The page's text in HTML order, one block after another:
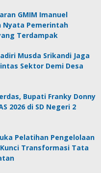
GMIM Imanuel
Nyata Pemerintah
Terdampak
Musda Srikandi Jaga
Sektor Demi Desa
Bupati Franky Donny
2026 di SD Negeri 2
Pelatihan Pengelolaan
Kunci Transformasi Tata